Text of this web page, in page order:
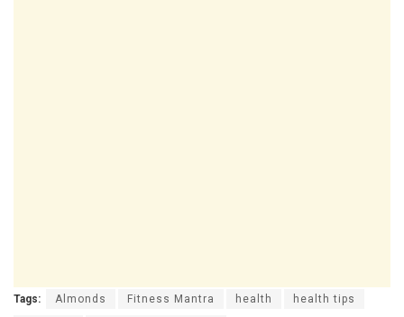
Tags: Almonds Fitness Mantra health health tips